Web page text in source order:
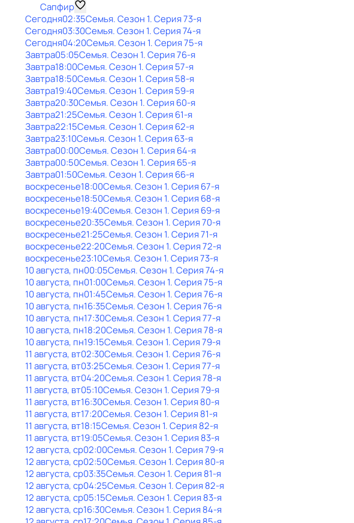
Сапфир
Сегодня02:35Семья. Сезон 1. Серия 73-я
Сегодня03:30Семья. Сезон 1. Серия 74-я
Сегодня04:20Семья. Сезон 1. Серия 75-я
Завтра05:05Семья. Сезон 1. Серия 76-я
Завтра18:00Семья. Сезон 1. Серия 57-я
Завтра18:50Семья. Сезон 1. Серия 58-я
Завтра19:40Семья. Сезон 1. Серия 59-я
Завтра20:30Семья. Сезон 1. Серия 60-я
Завтра21:25Семья. Сезон 1. Серия 61-я
Завтра22:15Семья. Сезон 1. Серия 62-я
Завтра23:10Семья. Сезон 1. Серия 63-я
Завтра00:00Семья. Сезон 1. Серия 64-я
Завтра00:50Семья. Сезон 1. Серия 65-я
Завтра01:50Семья. Сезон 1. Серия 66-я
воскресенье18:00Семья. Сезон 1. Серия 67-я
воскресенье18:50Семья. Сезон 1. Серия 68-я
воскресенье19:40Семья. Сезон 1. Серия 69-я
воскресенье20:35Семья. Сезон 1. Серия 70-я
воскресенье21:25Семья. Сезон 1. Серия 71-я
воскресенье22:20Семья. Сезон 1. Серия 72-я
воскресенье23:10Семья. Сезон 1. Серия 73-я
10 августа, пн00:05Семья. Сезон 1. Серия 74-я
10 августа, пн01:00Семья. Сезон 1. Серия 75-я
10 августа, пн01:45Семья. Сезон 1. Серия 76-я
10 августа, пн16:35Семья. Сезон 1. Серия 76-я
10 августа, пн17:30Семья. Сезон 1. Серия 77-я
10 августа, пн18:20Семья. Сезон 1. Серия 78-я
10 августа, пн19:15Семья. Сезон 1. Серия 79-я
11 августа, вт02:30Семья. Сезон 1. Серия 76-я
11 августа, вт03:25Семья. Сезон 1. Серия 77-я
11 августа, вт04:20Семья. Сезон 1. Серия 78-я
11 августа, вт05:10Семья. Сезон 1. Серия 79-я
11 августа, вт16:30Семья. Сезон 1. Серия 80-я
11 августа, вт17:20Семья. Сезон 1. Серия 81-я
11 августа, вт18:15Семья. Сезон 1. Серия 82-я
11 августа, вт19:05Семья. Сезон 1. Серия 83-я
12 августа, ср02:00Семья. Сезон 1. Серия 79-я
12 августа, ср02:50Семья. Сезон 1. Серия 80-я
12 августа, ср03:35Семья. Сезон 1. Серия 81-я
12 августа, ср04:25Семья. Сезон 1. Серия 82-я
12 августа, ср05:15Семья. Сезон 1. Серия 83-я
12 августа, ср16:30Семья. Сезон 1. Серия 84-я